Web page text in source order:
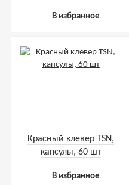
В избранное
Красный клевер ТSN,
капсулы, 60 шт
В избранное